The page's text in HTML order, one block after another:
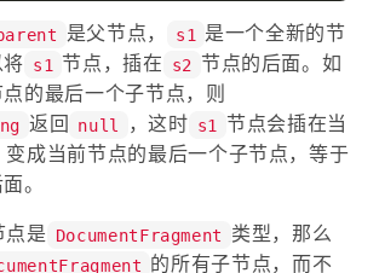
是父节点， s1
是一个全新的节
s1 节点，插在 s2
节点的后面。如
的最后一个子节点，则
返回 null ，这时 s1
节点会插在当
成当前节点的最后一个子节点，等于
。
点是 DocumentFragment
类型，那么
的所有子节点，而不